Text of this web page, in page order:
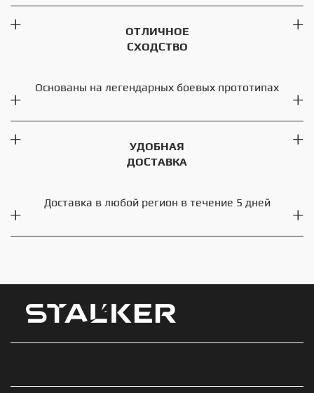
ОТЛИЧНОЕ
СХОДСТВО
Основаны на легендарных боевых прототипах
УДОБНАЯ
ДОСТАВКА
Доставка в любой регион в течение 5 дней